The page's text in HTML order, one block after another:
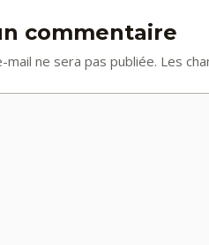
commentaire
ne sera pas publiée. Les